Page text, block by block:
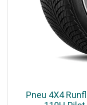
Pneu 4X4